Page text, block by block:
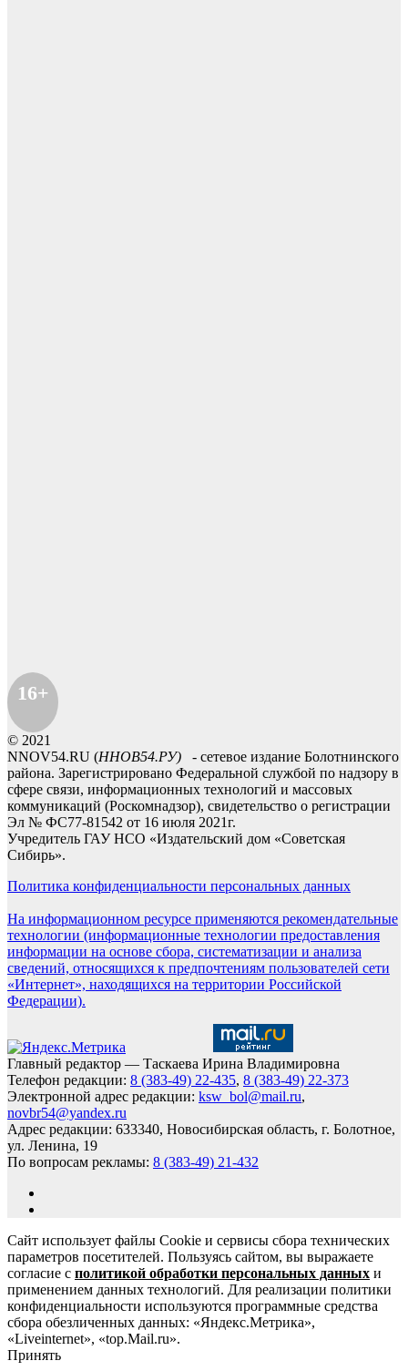
16+
© 2021
NNOV54.RU (ННОВ54.РУ) - сетевое издание Болотнинского
района. Зарегистрировано Федеральной службой по надзору в
сфере связи, информационных технологий и массовых
коммуникаций (Роскомнадзор), свидетельство о регистрации
Эл № ФС77-81542 от 16 июля 2021г.
Учредитель ГАУ НСО «Издательский дом «Советская
Сибирь».
Политика конфиденциальности персональных данных
На информационном ресурсе применяются рекомендательные
технологии (информационные технологии предоставления
информации на основе сбора, систематизации и анализа
сведений, относящихся к предпочтениям пользователей сети
«Интернет», находящихся на территории Российской
Федерации).
Главный редактор — Таскаева Ирина Владимировна
Телефон редакции: 8 (383-49) 22-435, 8 (383-49) 22-373
Электронной адрес редакции: ksw_bol@mail.ru,
novbr54@yandex.ru
Адрес редакции: 633340, Новосибирская область, г. Болотное,
ул. Ленина, 19
По вопросам рекламы: 8 (383-49) 21-432
Сайт использует файлы Cookie и сервисы сбора технических
параметров посетителей. Пользуясь сайтом, вы выражаете
согласие с политикой обработки персональных данных и
применением данных технологий. Для реализации политики
конфиденциальности используются программные средства
сбора обезличенных данных: «Яндекс.Метрика»,
«Liveinternet», «top.Mail.ru».
Принять